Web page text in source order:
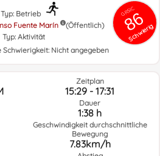
GRSIC
86
Schwierig
Typ: Betrieb
Fuente Marín
(Öffentlich)
Typ: Aktivität
Nicht angegeben
Zeitplan
15:29 - 17:31
Dauer
1:38 h
Geschwindigkeit durchschnittliche
Bewegung
7.83km/h